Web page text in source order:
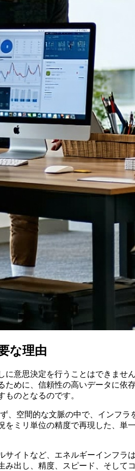
な理由
意思決定を行うことはできま
めに、信頼性の高いデータに
のとなるのです。
空間的な文脈の中で、インフ
ミリ単位の精度で再現した、
イトなど、エネルギーインフ
出し、精度、スピード、そして